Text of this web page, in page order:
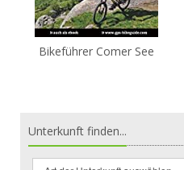
Bikeführer Comer See
Unterkunft finden...